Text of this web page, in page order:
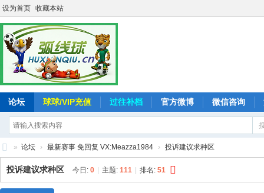
设为首页 收藏本站
论坛 球球/VIP充值 过往补档 官方微博 微信咨询
弧
线
» 论坛 › 最新赛事 免回复 VX:Meazza1984 › 投诉建议求种区
投诉建议求种区 今日: 0 主题: 111 排名: 51